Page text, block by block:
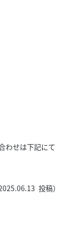
わせは下記にて
投稿）